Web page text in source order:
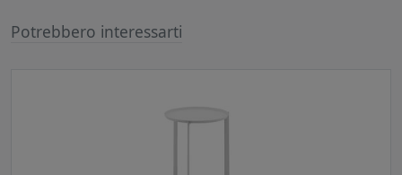
Potrebbero interessarti